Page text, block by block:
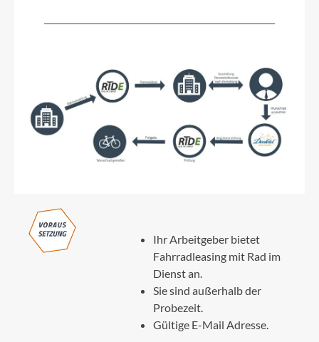
Ihr Arbeitgeber bietet
Fahrradleasing mit Rad im
Dienst an.
Sie sind außerhalb der
Probezeit.
Gültige E-Mail Adresse.